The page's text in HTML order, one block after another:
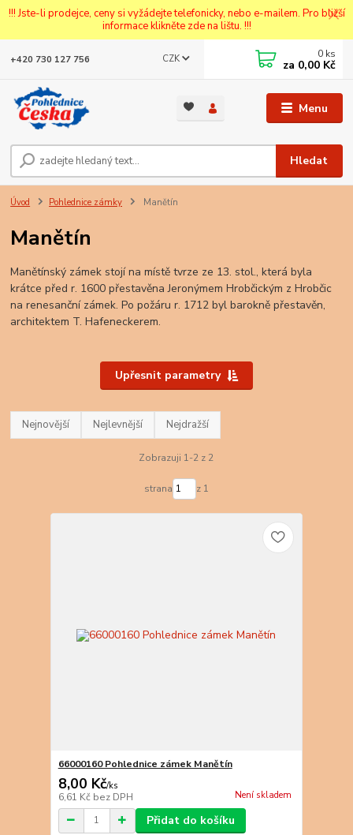
!!! Jste-li prodejce, ceny si vyžádejte telefonicky, nebo e-mailem. Pro bližší
informace klikněte zde na lištu. !!!
Menu
CZK
Hledat
+420 730 127 756 0 ks
za 0,00 Kč
Úvod Pohlednice zámky Manětín
Manětín
Manětínský zámek stojí na místě tvrze ze 13. stol., která byla
krátce před r. 1600 přestavěna Jeronýmem Hrobčickým z Hrobčic
na renesanční zámek. Po požáru r. 1712 byl barokně přestavěn,
architektem T. Hafeneckerem.
Upřesnit parametry
Nejnovější Nejlevnější Nejdražší
Zobrazuji 1-2 z 2
strana z 1
66000160 Pohlednice zámek Manětín
8,00 Kč/ks
6,61 Kč bez DPH Není skladem
Přidat do košíku